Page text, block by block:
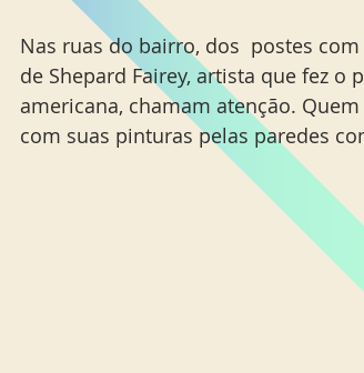
Nas ruas do bairro, dos  postes
de Shepard Fairey, artista que fez
americana, chamam atenção.
com suas pinturas pelas paredes